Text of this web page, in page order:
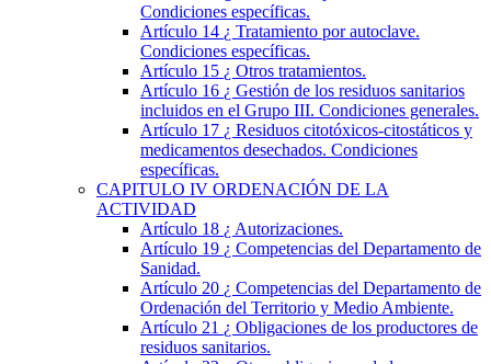
Condiciones específicas.
Artículo 14 ¿ Tratamiento por autoclave.
Condiciones específicas.
Artículo 15 ¿ Otros tratamientos.
Artículo 16 ¿ Gestión de los residuos sanitarios
incluidos en el Grupo III. Condiciones generales.
Artículo 17 ¿ Residuos citotóxicos-citostáticos y
medicamentos desechados. Condiciones
específicas.
CAPITULO IV ORDENACIÓN DE LA
ACTIVIDAD
Artículo 18 ¿ Autorizaciones.
Artículo 19 ¿ Competencias del Departamento de
Sanidad.
Artículo 20 ¿ Competencias del Departamento de
Ordenación del Territorio y Medio Ambiente.
Artículo 21 ¿ Obligaciones de los productores de
residuos sanitarios.